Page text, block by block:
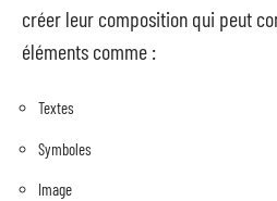
créer leur composition qui peut
éléments comme :
Textes
Symboles
Image